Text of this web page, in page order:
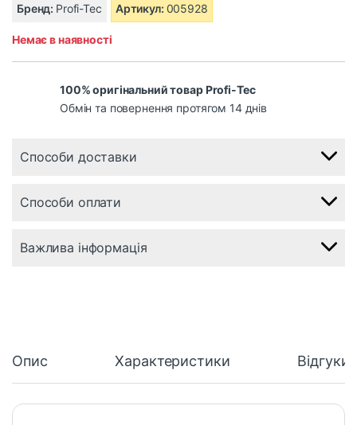
Бренд: Profi-Tec Артикул: 005928
Немає в наявності
100% оригінальний товар Profi-Tec
Обмін та повернення протягом 14 днів
Способи доставки
Способи оплати
Важлива інформація
Опис Характеристики Відгуки